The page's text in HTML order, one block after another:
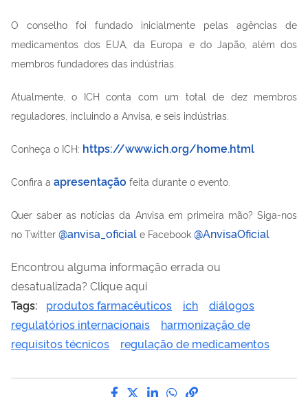
O conselho foi fundado inicialmente pelas agências de
medicamentos dos EUA, da Europa e do Japão, além dos
membros fundadores das indústrias.
Atualmente, o ICH conta com um total de dez membros
reguladores, incluindo a Anvisa, e seis indústrias.
Conheça o ICH: https://www.ich.org/home.html
Confira a apresentação feita durante o evento.
Quer saber as notícias da Anvisa em primeira mão? Siga-nos
no Twitter @anvisa_oficial e Facebook @AnvisaOficial
Encontrou alguma informação errada ou
desatualizada? Clique aqui
Tags:
produtos farmacêuticos ich
diálogos
regulatórios internacionais
harmonização de
requisitos técnicos
regulação de medicamentos
Compartilhe por Facebook
Compartilhe por Twitter
Compartilhe por
Compartilhe por
link para Copiar